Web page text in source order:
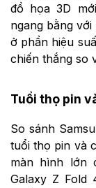
đồ họa 3D
ngang bằng
ở phần hiệu
chiến thắng so
Tuổi thọ pin
So sánh
tuổi thọ pin và
màn hình lớn
Galaxy Z Fold